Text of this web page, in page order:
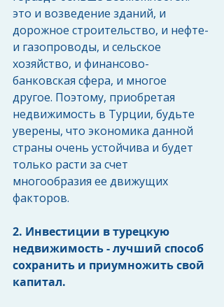
это и возведение зданий, и
дорожное строительство, и нефте-
и газопроводы, и сельское
хозяйство, и финансово-
банковская сфера, и многое
другое. Поэтому, приобретая
недвижимость в Турции, будьте
уверены, что экономика данной
страны очень устойчива и будет
только расти за счет
многообразия ее движущих
факторов.
2. Инвестиции в турецкую
недвижимость - лучший способ
сохранить и приумножить свой
капитал.